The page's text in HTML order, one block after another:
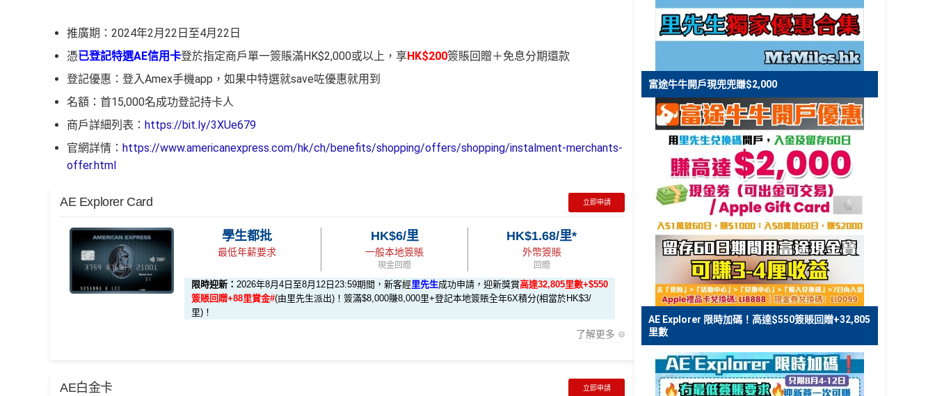
推廣期：2024年2月22日至4月22日
憑已登記特選AE信用卡登於指定商戶單一簽賬滿HK$2,000或以上，享HK$200簽賬回贈＋免息分期還款
登記優惠：登入Amex手機app，如果中特選就save咗優惠就用到
名額：首15,000名成功登記持卡人
商戶詳細列表： https://bit.ly/3XUe679
官網詳情： https://www.americanexpress.com/hk/ch/benefits/shopping/offers/shopping/instalment-merchants-
offer.html
AE Explorer Card 立即申請
學生都批
最低年薪要求
HK$6/里
一般本地簽賬
現金回贈
HK$1.68/里*
外幣簽賬
回贈
限時迎新： 2026年8月4日至8月12日23:59期間，新客經里先生成功申請，迎新獎賞高達32,805里數+$550
簽賬回贈+88里賞金#(由里先生派出)！簽滿$8,000賺8,000里+登記本地簽賬全年6X積分(相當於HK$3/
里)！
了解更多
🎁迎新禮遇
AE白金卡 立即申請
富途牛牛開戶現兜兜賺$2,000
AE Explorer 限時加碼！高達$550簽賬回贈+32,805
里數